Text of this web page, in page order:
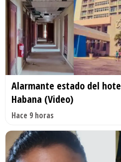
Alarmante estado del
Habana (Video)
Hace 9 horas